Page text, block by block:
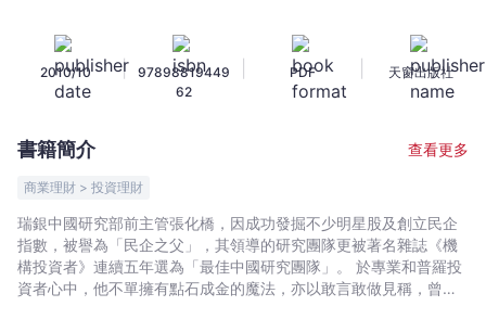
言
-
化
橋
-
2010/10 |
97898819449
62
PDF 天窗出版社
書籍簡介 查看更多
商業理財 > 投資理財
瑞銀中國研究部前主管張化橋，因成功發掘不少明星股及創立民企
指數，被譽為「民企之父」，其領導的研究團隊更被著名雜誌《機
構投資者》連續五年選為「最佳中國研究團隊」。 於專業和普羅投
資者心中，他不單擁有點石成金的魔法，亦以敢言敢做見稱，曾因